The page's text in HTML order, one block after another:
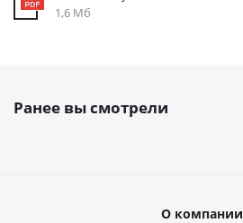
1,6 Мб
Ранее вы смотрели
О компании